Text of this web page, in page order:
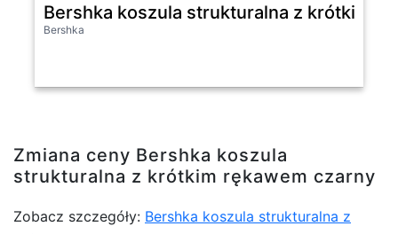
Bershka koszula strukturalna z krótkim
Bershka
Zmiana ceny Bershka koszula
strukturalna z krótkim rękawem czarny
Zobacz szczegóły: Bershka koszula strukturalna z